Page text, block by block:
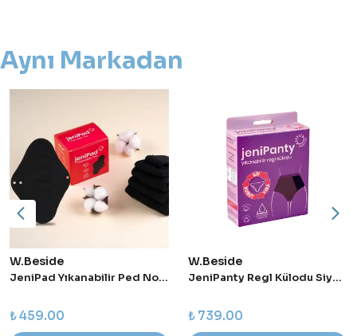
Aynı Markadan
W.Beside
JeniPad Yıkanabilir Ped Normal - Siyah
₺ 459.00
W.Beside
JeniPanty Regl Külodu Siyah - Large
₺ 739.00